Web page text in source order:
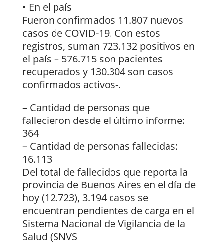
• En el país
Fueron confirmados 11.807 nuevos
casos de COVID-19. Con estos
registros, suman 723.132 positivos en
el país – 576.715 son pacientes
recuperados y 130.304 son casos
confirmados activos-.
– Cantidad de personas que
fallecieron desde el último informe:
364
– Cantidad de personas fallecidas:
16.113
Del total de fallecidos que reporta la
provincia de Buenos Aires en el día de
hoy (12.723), 3.194 casos se
encuentran pendientes de carga en el
Sistema Nacional de Vigilancia de la
Salud (SNVS